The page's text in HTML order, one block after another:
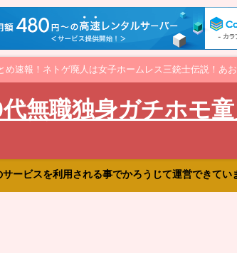
速報！ネトゲ廃人は女子ホームレス三銃士伝説！あ
無職独身ガチホモ
ービスを利用される事でかろうじて運営できて